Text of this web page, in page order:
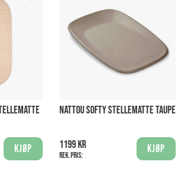
Kjøp
NATTOU SOFTY STELLEMATTE TAUPE
1199 kr
Rek. pris:
Kjøp